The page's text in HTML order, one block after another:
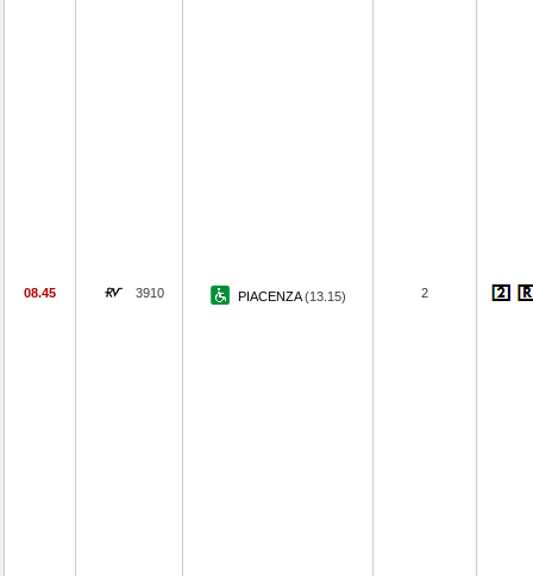
08.45 3910 PIACENZA(13.15) 2